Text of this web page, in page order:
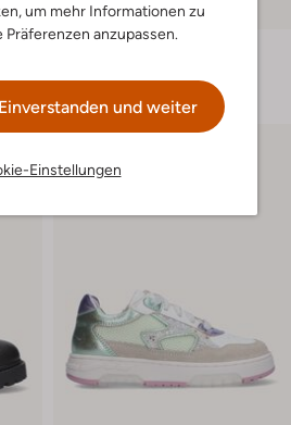
um mehr Informationen zu
anzupassen.
Einverstanden und weiter
Einstellungen
-30%
Braqeez
€ 89,99 € 62,99